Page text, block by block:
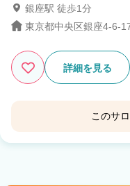
銀座駅 徒歩1分
東京都中央区銀座4-6-
詳細を見る
このサ
little×kuruku【リト